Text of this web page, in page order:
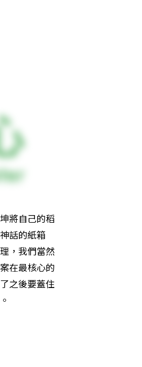
將自己的稻
話的紙箱
，我們當然
在最核心的
之後要蓋住